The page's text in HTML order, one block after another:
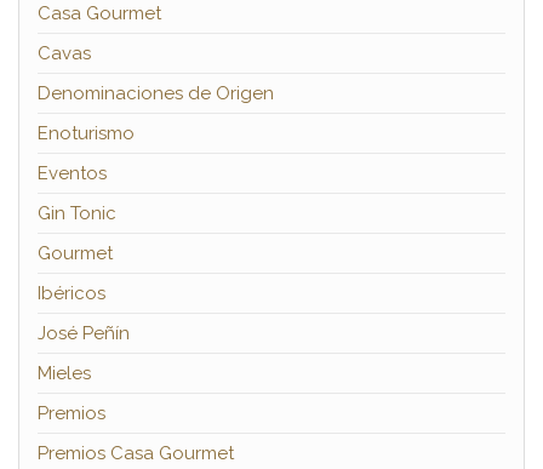
Casa Gourmet
Cavas
Denominaciones de Origen
Enoturismo
Eventos
Gin Tonic
Gourmet
Ibéricos
José Peñín
Mieles
Premios
Premios Casa Gourmet